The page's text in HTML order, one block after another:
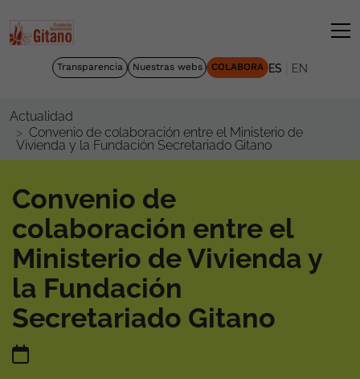
Transparencia Nuestras webs COLABORA ES EN
Actualidad
Convenio de colaboración entre el Ministerio de
Vivienda y la Fundación Secretariado Gitano
Convenio de
colaboración entre el
Ministerio de Vivienda y
la Fundación
Secretariado Gitano